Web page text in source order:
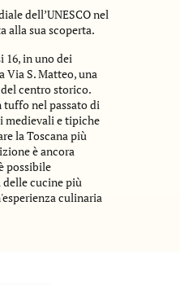
dell’UNESCO nel
alla sua scoperta.
16, in uno dei
Via S. Matteo, una
centro storico.
tuffo nel passato di
medievali e tipiche
la Toscana più
è ancora
possibile
delle cucine più
culinaria